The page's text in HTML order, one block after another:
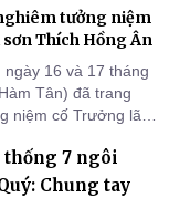
tưởng niệm
Thích Hồng Ân
16 và 17 tháng
Tân) đã trang
niệm cố Trưởng lão
đông đảo thiện tín
thống 7 ngôi
Chung tay